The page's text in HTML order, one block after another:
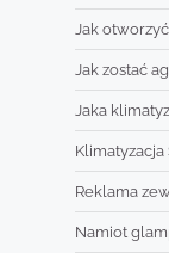
Jak
Jak zostać
Jaka
Klimatyzacja
Reklama
Namiot